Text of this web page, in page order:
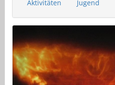
Aktivitäten Jugend